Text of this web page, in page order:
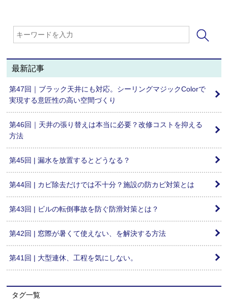
最新記事
第47回｜ブラック天井にも対応。シーリングマジックColorで
実現する意匠性の高い空間づくり
第46回｜天井の張り替えは本当に必要？改修コストを抑える
方法
第45回 | 漏水を放置するとどうなる？
第44回 | カビ除去だけでは不十分？施設の防カビ対策とは
第43回 | ビルの転倒事故を防ぐ防滑対策とは？
第42回 | 窓際が暑くて使えない、を解決する方法
第41回 | 大型連休、工程を気にしない。
タグ一覧